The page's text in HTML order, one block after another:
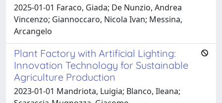
2025-01-01 Faraco, Giada; De Nunzio, Andrea
Vincenzo; Giannoccaro, Nicola Ivan; Messina,
Arcangelo
Plant Factory with Artificial Lighting:
Innovation Technology for Sustainable
Agriculture Production
2023-01-01 Mandriota, Luigia; Blanco, Ileana;